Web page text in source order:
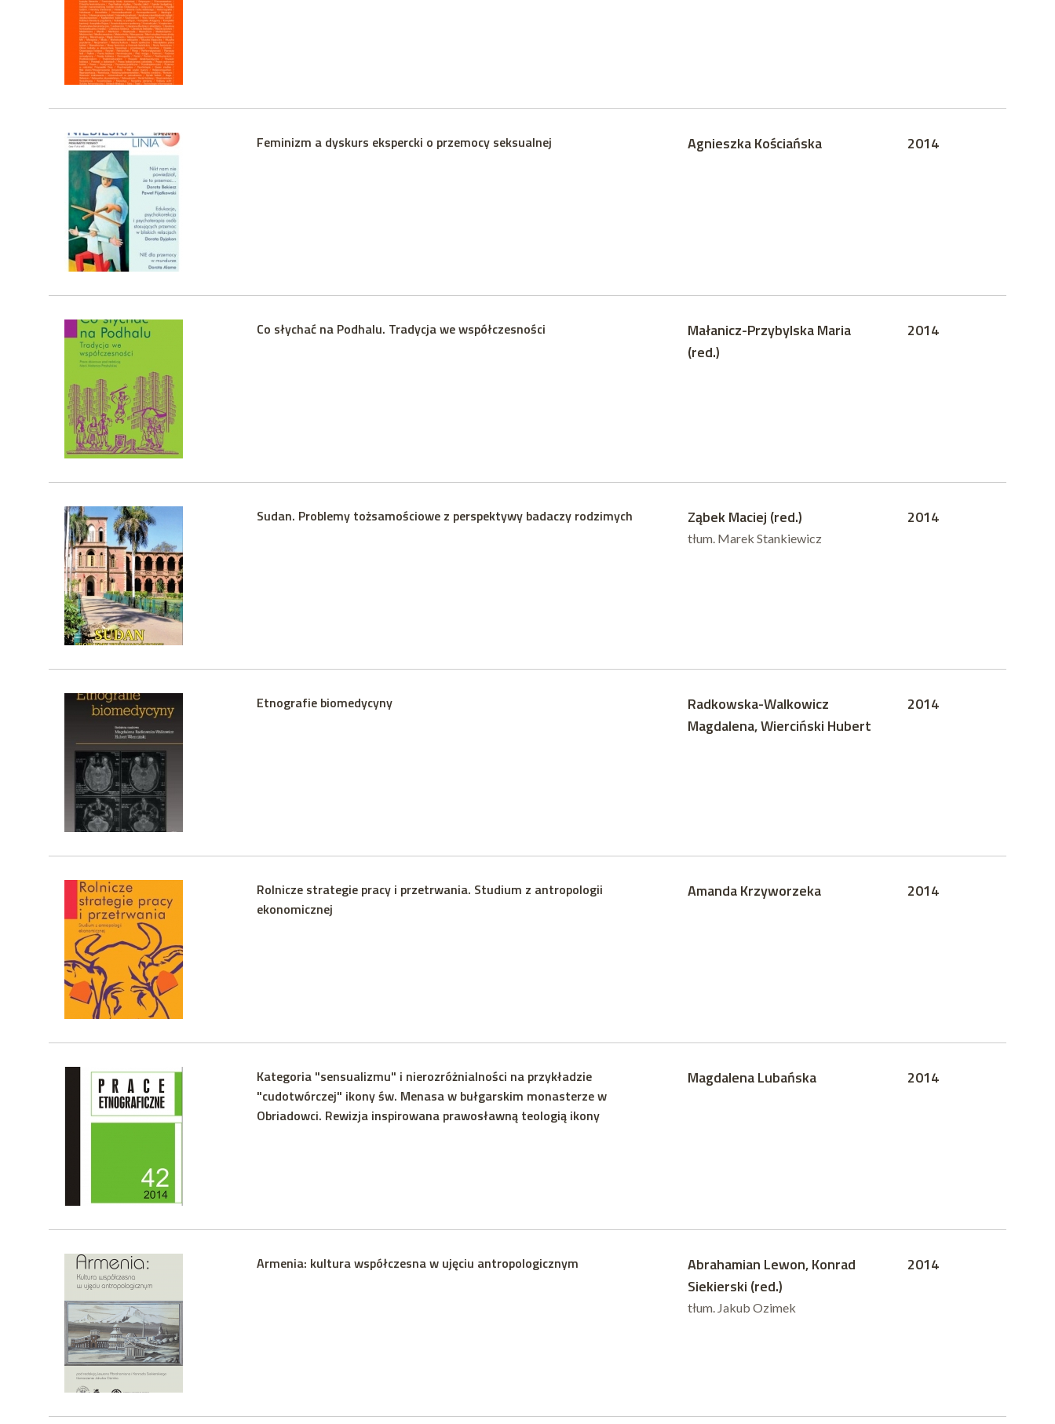
Feminizm a dyskurs ekspercki o przemocy seksualnej Agnieszka Kościańska 2014
Co słychać na Podhalu. Tradycja we współczesności
Małanicz-Przybylska Maria
(red.)
2014
Sudan. Problemy tożsamościowe z perspektywy badaczy rodzimych Ząbek Maciej (red.)
tłum. Marek Stankiewicz
2014
Etnografie biomedycyny
Radkowska-Walkowicz
Magdalena, Wierciński Hubert
2014
Rolnicze strategie pracy i przetrwania. Studium z antropologii
ekonomicznej
Amanda Krzyworzeka 2014
Kategoria "sensualizmu" i nierozróżnialności na przykładzie
"cudotwórczej" ikony św. Menasa w bułgarskim monasterze w
Obriadowci. Rewizja inspirowana prawosławną teologią ikony
Magdalena Lubańska 2014
Armenia: kultura współczesna w ujęciu antropologicznym
Abrahamian Lewon, Konrad
Siekierski (red.)
tłum. Jakub Ozimek
2014